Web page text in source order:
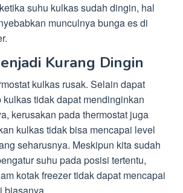
suhu kulkas sudah dingin, hal
munculnya bunga es di
Kurang Dingin
kulkas rusak. Selain dapat
tidak dapat mendinginkan
kerusakan pada thermostat juga
kulkas tidak bisa mencapai level
seharusnya. Meskipun kita sudah
suhu pada posisi tertentu,
kotak freezer tidak dapat mencapai